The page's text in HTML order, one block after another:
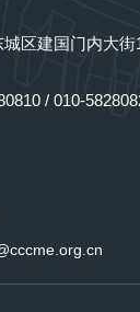
区建国门内大
/ 010-